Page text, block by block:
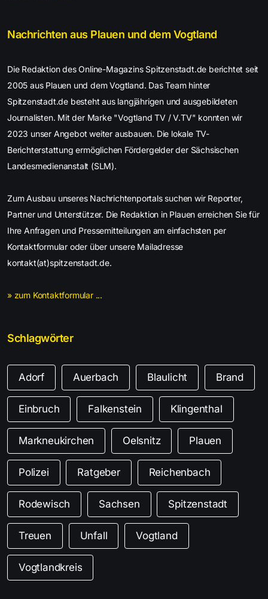
Nachrichten aus Plauen und dem Vogtland
Die Redaktion des Online-Magazins Spitzenstadt.de berichtet seit
2005 aus Plauen und dem Vogtland. Das Team hinter
Spitzenstadt.de besteht aus langjährigen und ausgebildeten
Journalisten. Mit der Marke "Vogtland TV / V.TV" konnten wir
2023 unser Angebot weiter ausbauen. Die lokale TV-
Berichterstattung ermöglichen Fördergelder der Sächsischen
Landesmedienanstalt (SLM).
Zum Ausbau unseres Nachrichtenportals suchen wir Reporter,
Partner und Unterstützer. Die Redaktion in Plauen erreichen Sie für
Ihre Anfragen und Pressemitteilungen am einfachsten per
Kontaktformular oder über unsere Mailadresse
kontakt(at)spitzenstadt.de.
» zum Kontaktformular ...
Schlagwörter
Adorf Auerbach Blaulicht Brand
Einbruch Falkenstein Klingenthal
Markneukirchen Oelsnitz Plauen
Polizei Ratgeber Reichenbach
Rodewisch Sachsen Spitzenstadt
Treuen Unfall Vogtland
Vogtlandkreis